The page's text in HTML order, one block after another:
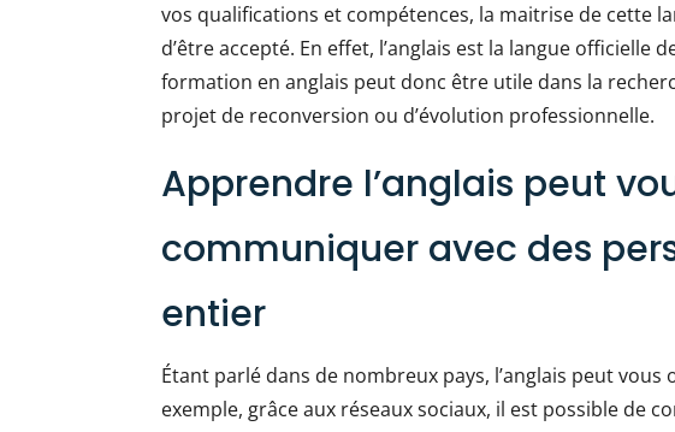
vos qualifications et compétences, la maitrise de cette
d’être accepté. En effet, l’anglais est la langue officielle
formation en anglais peut donc être utile dans la
projet de reconversion ou d’évolution professionnelle.
Apprendre l’anglais peut
communiquer avec des
entier
Étant parlé dans de nombreux pays, l’anglais peut
exemple, grâce aux réseaux sociaux, il est possible de